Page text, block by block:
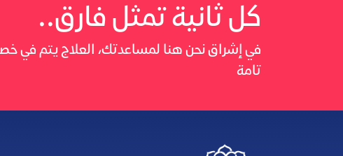
كل ثانية تمثل فارق..
في إشراق نحن هنا لمساعدتك، العلاج يتم في
تامة